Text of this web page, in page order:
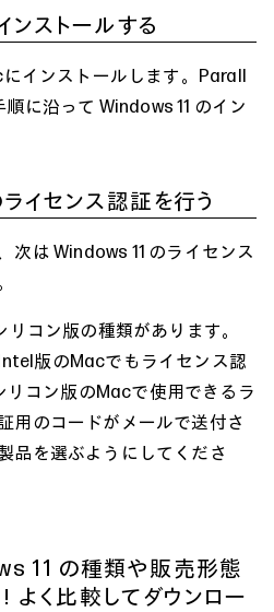
ストールする
インストールします。Parall
に沿って Windows 11 のイン
イセンス認証を行う
次は Windows 11 のライセンス
コン版の種類があります。
版のMacでもライセンス認
コン版のMacで使用できるラ
用のコードがメールで送付さ
品を選ぶようにしてくださ
11 の種類や販売形態
よく比較してダウンロー